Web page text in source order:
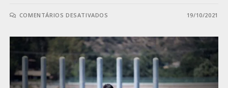
COMENTÁRIOS DESATIVADOS 19/10/2021